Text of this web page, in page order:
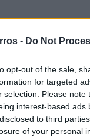
- Do Not
opt-out of the sale,
for targeted
selection. Please
interest-based
to third
of your personal
à